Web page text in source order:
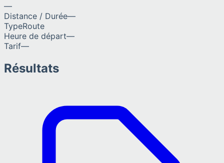
—
Distance / Durée—
TypeRoute
Heure de départ—
Tarif—
Résultats